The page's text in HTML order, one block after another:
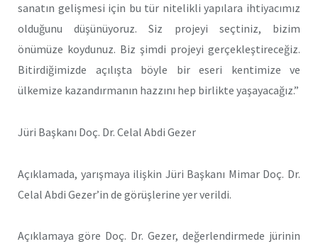
sanatın gelişmesi için bu tür nitelikli yapılara ihtiyacımız
olduğunu düşünüyoruz. Siz projeyi seçtiniz, bizim
önümüze koydunuz. Biz şimdi projeyi gerçekleştireceğiz.
Bitirdiğimizde açılışta böyle bir eseri kentimize ve
ülkemize kazandırmanın hazzını hep birlikte yaşayacağız.”
Jüri Başkanı Doç. Dr. Celal Abdi Gezer
Açıklamada, yarışmaya ilişkin Jüri Başkanı Mimar Doç. Dr.
Celal Abdi Gezer’in de görüşlerine yer verildi.
Açıklamaya göre Doç. Dr. Gezer, değerlendirmede jürinin